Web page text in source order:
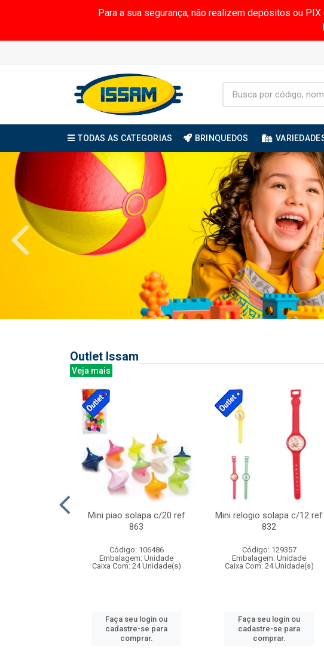
Para a sua segurança, não realizem depósitos ou
TODAS AS CATEGORIAS BRINQUEDOS
Outlet Issam
Veja mais
Mini piao solapa c/20 ref
863
Código: 106486
Embalagem: Unidade
Caixa Com: 24 Unidade(s)
Faça seu login ou
cadastre-se para
comprar.
Mini relogio solapa c/12 ref
832
Código: 129357
Embalagem: Unidade
Caixa Com: 24 Unidade(s)
Faça seu login ou
cadastre-se para
comprar.